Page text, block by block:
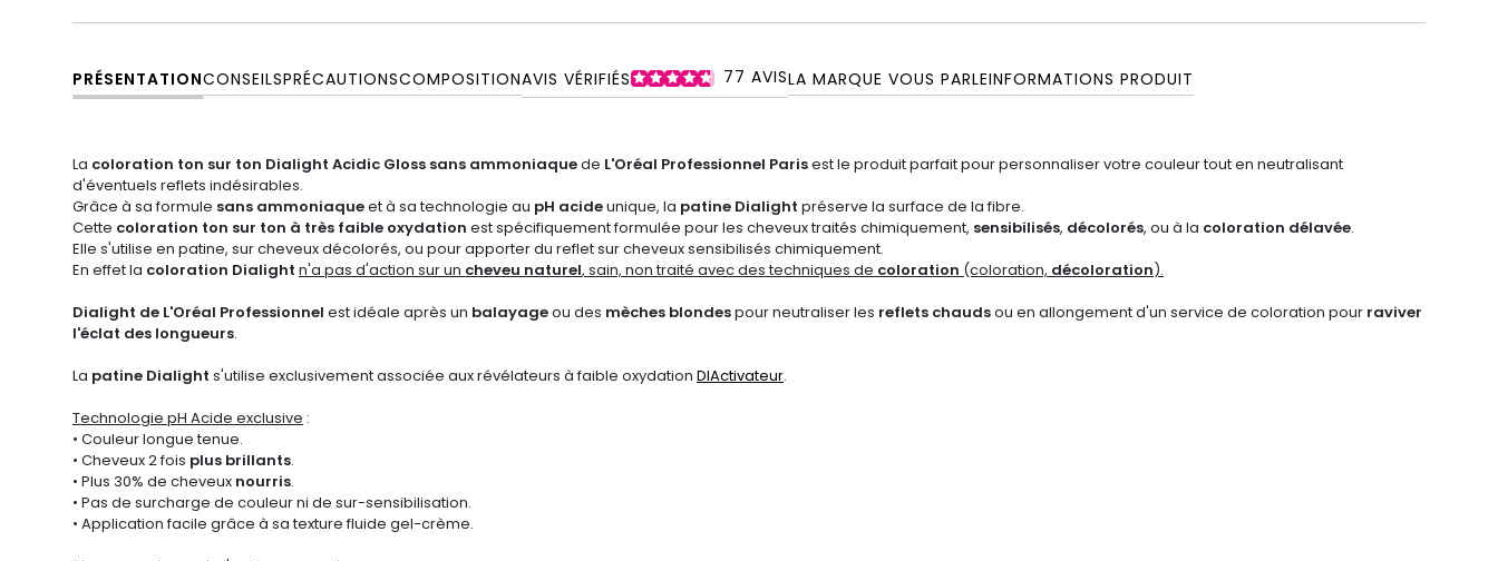
PRÉSENTATIONCONSEILSPRÉCAUTIONSCOMPOSITIONAVIS VÉRIFIÉS 77 AVISLA MARQUE VOUS PARLEINFORMATIONS PRODUIT
La coloration ton sur ton Dialight Acidic Gloss sans ammoniaquede L'Oréal Professionnel Parisest le produit parfait pour personnaliser votre couleur tout en neutralisant
d'éventuels reflets indésirables.
Grâce à sa formule sans ammoniaqueet à sa technologie au pH acideunique, la patine Dialight préserve la surface de la fibre.
Cette coloration ton sur ton à très faible oxydation est spécifiquement formulée pour les cheveux traités chimiquement, sensibilisés, décolorés, ou à la coloration délavée.
Elle s'utilise en patine, sur cheveux décolorés, ou pour apporter du reflet sur cheveux sensibilisés chimiquement.
En effet la coloration Dialight n'a pas d'action sur un cheveu naturel, sain, non traité avec des techniques de coloration (coloration, décoloration).
Dialight de L'Oréal Professionnel est idéale après un balayageou des mèches blondespour neutraliser les reflets chaudsou en allongement d'un service de coloration pour raviver
l'éclat des longueurs.
La patine Dialight s'utilise exclusivement associée aux révélateurs à faible oxydation DIActivateur.
Technologie pH Acide exclusive :
• Couleur longue tenue.
• Cheveux 2 fois plus brillants.
• Plus 30% de cheveux nourris.
• Pas de surcharge de couleur ni de sur-sensibilisation.
• Application facile grâce à sa texture fluide gel-crème.